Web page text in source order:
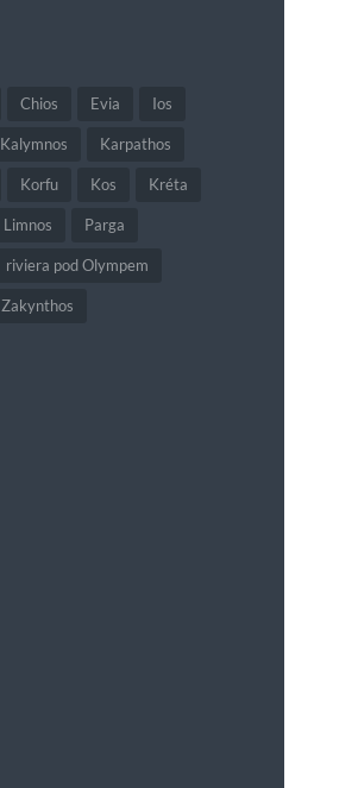
Chios Evia Ios
Kalymnos Karpathos
Korfu Kos Kréta
Limnos Parga
riviera pod Olympem
Zakynthos